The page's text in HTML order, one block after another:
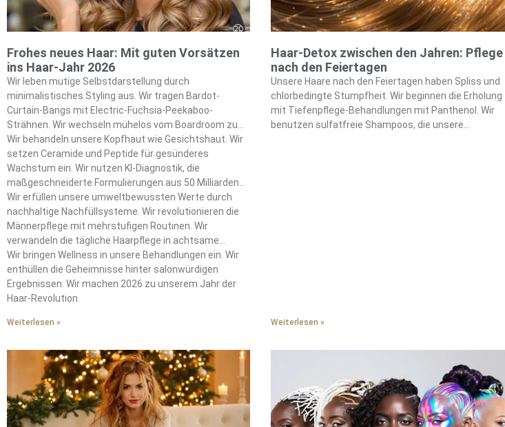
Frohes neues Haar: Mit guten Vorsätzen
ins Haar-Jahr 2026
Wir leben mutige Selbstdarstellung durch
minimalistisches Styling aus. Wir tragen Bardot-
Curtain-Bangs mit Electric-Fuchsia-Peekaboo-
Strähnen. Wir wechseln mühelos vom Boardroom zu
Instagram.
Wir behandeln unsere Kopfhaut wie Gesichtshaut. Wir
setzen Ceramide und Peptide für gesünderes
Wachstum ein. Wir nutzen KI-Diagnostik, die
maßgeschneiderte Formulierungen aus 50 Milliarden
Kombinationen erstellt.
Wir erfüllen unsere umweltbewussten Werte durch
nachhaltige Nachfüllsysteme. Wir revolutionieren die
Männerpflege mit mehrstufigen Routinen. Wir
verwandeln die tägliche Haarpflege in achtsame
Rituale.
Wir bringen Wellness in unsere Behandlungen ein. Wir
enthüllen die Geheimnisse hinter salonwürdigen
Ergebnissen. Wir machen 2026 zu unserem Jahr der
Haar-Revolution.
Weiterlesen »
Haar-Detox zwischen den Jahren: Pflege
nach den Feiertagen
Unsere Haare nach den Feiertagen haben Spliss und
chlorbedingte Stumpfheit. Wir beginnen die Erholung
mit Tiefenpflege-Behandlungen mit Panthenol. Wir
benutzen sulfatfreie Shampoos, die unsere
Weiterlesen »